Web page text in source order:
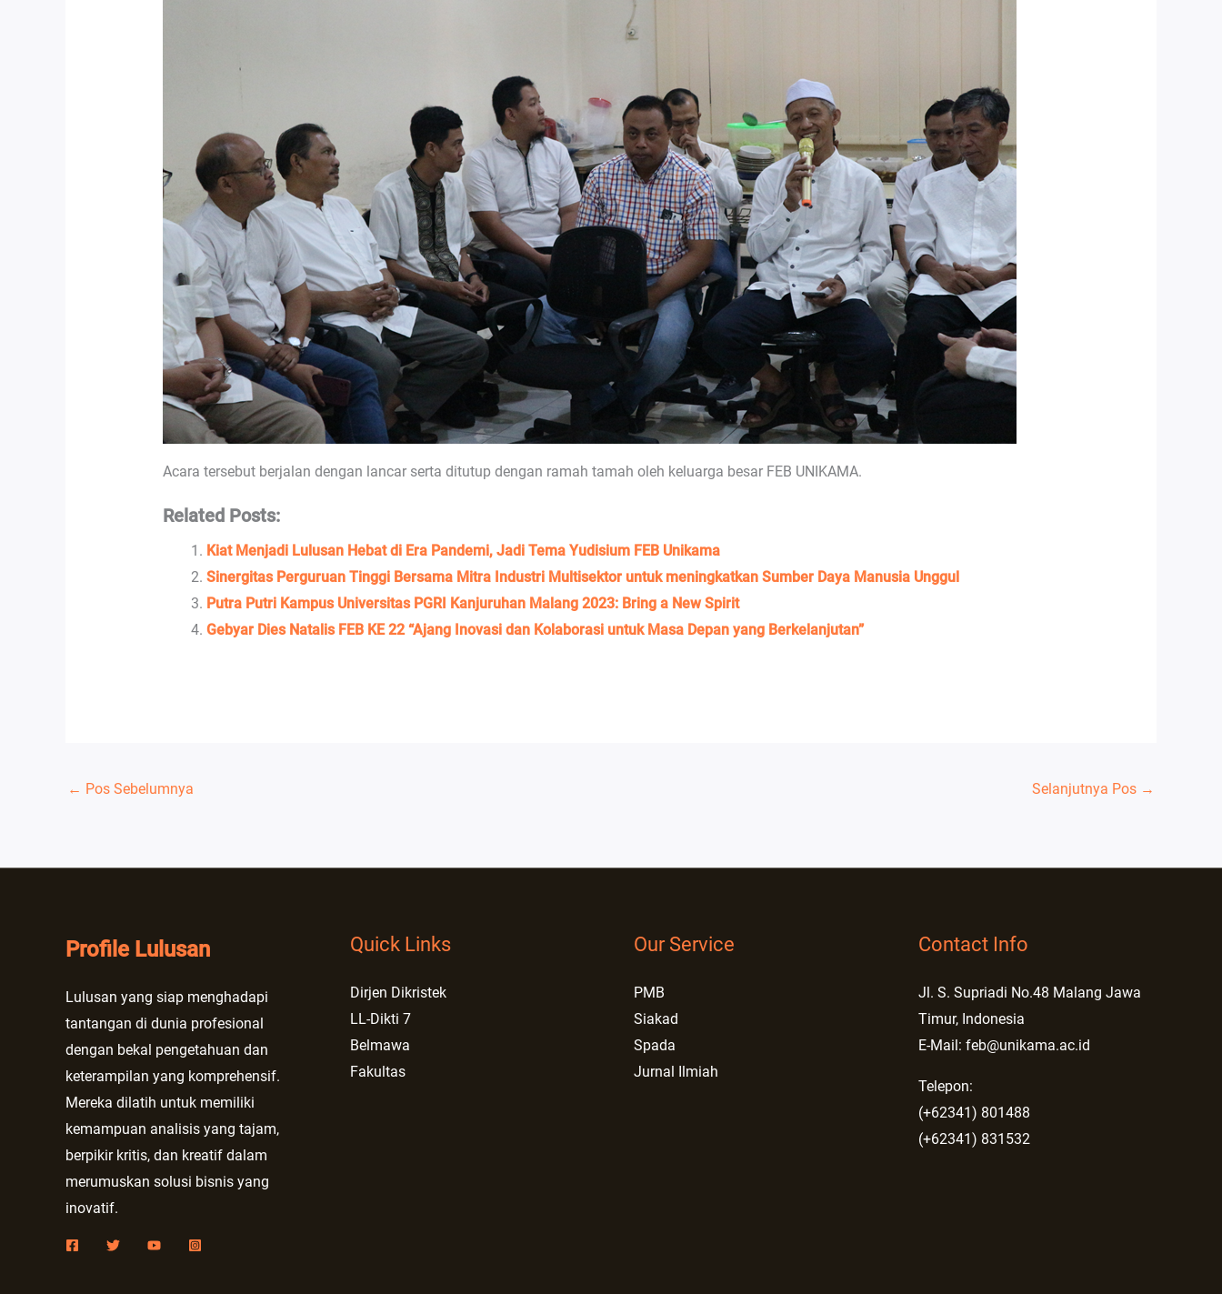
Acara tersebut berjalan dengan lancar serta ditutup dengan ramah tamah oleh keluarga besar FEB UNIKAMA.
Related Posts:
Kiat Menjadi Lulusan Hebat di Era Pandemi, Jadi Tema Yudisium FEB Unikama
Sinergitas Perguruan Tinggi Bersama Mitra Industri Multisektor untuk meningkatkan Sumber Daya Manusia Unggul
Putra Putri Kampus Universitas PGRI Kanjuruhan Malang 2023: Bring a New Spirit
Gebyar Dies Natalis FEB KE 22 “Ajang Inovasi dan Kolaborasi untuk Masa Depan yang Berkelanjutan”
← Pos Sebelumnya Selanjutnya Pos →
Profile Lulusan
Lulusan yang siap menghadapi
tantangan di dunia profesional
dengan bekal pengetahuan dan
keterampilan yang komprehensif.
Mereka dilatih untuk memiliki
kemampuan analisis yang tajam,
berpikir kritis, dan kreatif dalam
merumuskan solusi bisnis yang
inovatif.
Quick Links
Dirjen Dikristek
LL-Dikti 7
Belmawa
Fakultas
Our Service
PMB
Siakad
Spada
Jurnal Ilmiah
Contact Info
Jl. S. Supriadi No.48 Malang Jawa
Timur, Indonesia
E-Mail: feb@unikama.ac.id
Telepon:
(+62341) 801488
(+62341) 831532